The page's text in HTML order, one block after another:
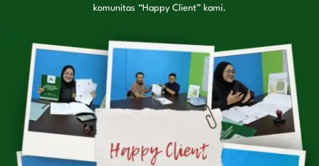
komunitas “Happy Client” kami.